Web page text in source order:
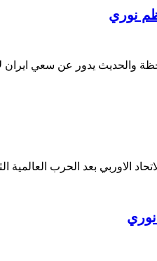
نوري
والحديث يدور عن سعي
الاوربي بعد الحرب العالمية